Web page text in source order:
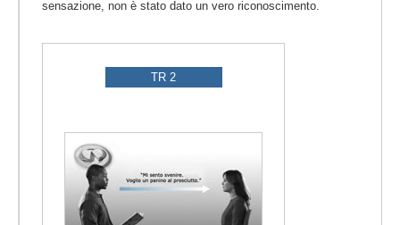
sensazione, non è stato dato un vero riconoscimento.
TR 2